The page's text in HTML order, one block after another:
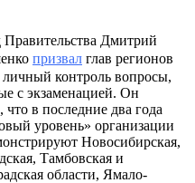
Правительства Дмитрий
призвал глав регионов
личный контроль вопросы,
с экзаменацией. Он
что в последние два года
уровень» организации
Новосибирская,
Тамбовская и
области, Ямало-